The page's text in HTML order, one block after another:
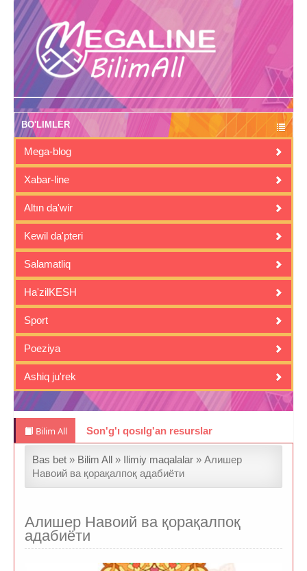
BO'LIMLER
Mega-blog
Xabar-line
Altın da'wir
Kewil da'pteri
Salamatliq
Ha'zilKESH
Sport
Poeziya
Ashiq ju'rek
Bilim All Son'g'ı qosılg'an resurslar
Bas bet » Bilim All » Ilimiy maqalalar » Алишер
Навоий ва қорақалпоқ адабиёти
Алишер Навоий ва қорақалпоқ
адабиёти